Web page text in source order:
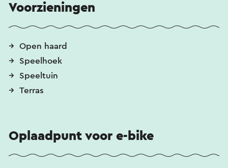
Voorzieningen
Open haard
Speelhoek
Speeltuin
Terras
Oplaadpunt voor e-bike